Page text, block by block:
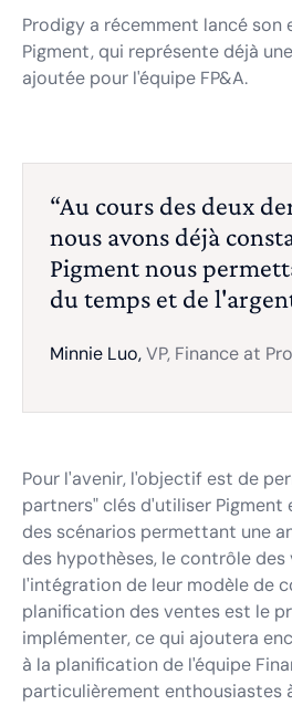
Prodigy a récemment lancé son
Pigment, qui représente déjà
ajoutée pour l'équipe FP&A.
“Au cours des deux
nous avons déjà
Pigment nous
du temps et de
Minnie Luo,VP, Finance at
Pour l'avenir, l'objectif est de
partners" clés d'utiliser Pigment
des scénarios permettant une
des hypothèses, le contrôle des
l'intégration de leur modèle de
planification des ventes est le
implémenter, ce qui ajoutera
à la planification de l'équipe
particulièrement enthousiastes